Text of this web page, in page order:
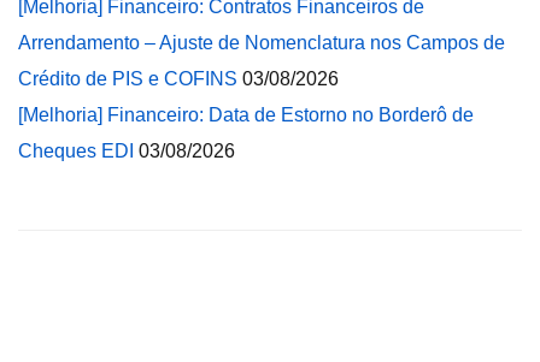
[Melhoria] Financeiro: Contratos Financeiros de
Arrendamento – Ajuste de Nomenclatura nos Campos de
Crédito de PIS e COFINS 03/08/2026
[Melhoria] Financeiro: Data de Estorno no Borderô de
Cheques EDI 03/08/2026